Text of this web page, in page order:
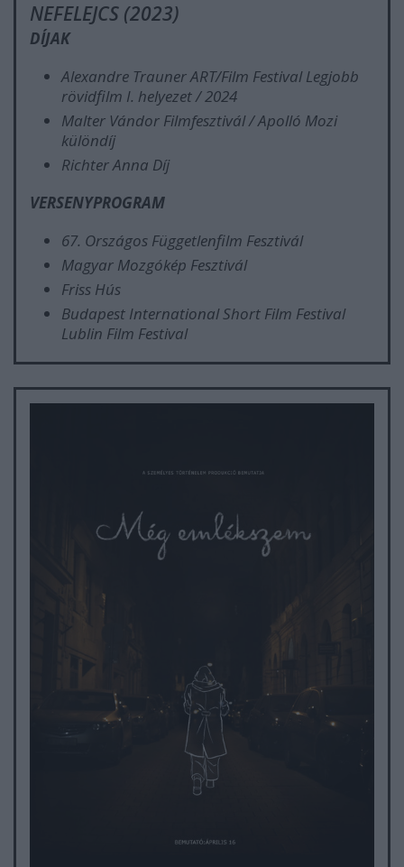
NEFELEJCS (2023)
DÍJAK
Alexandre Trauner ART/Film Festival Legjobb
rövidfilm I. helyezet / 2024
Malter Vándor Filmfesztivál / Apolló Mozi
különdíj
Richter Anna Díj
VERSENYPROGRAM
67. Országos Függetlenfilm Fesztivál
Magyar Mozgókép Fesztivál
Friss Hús
Budapest International Short Film Festival
Lublin Film Festival